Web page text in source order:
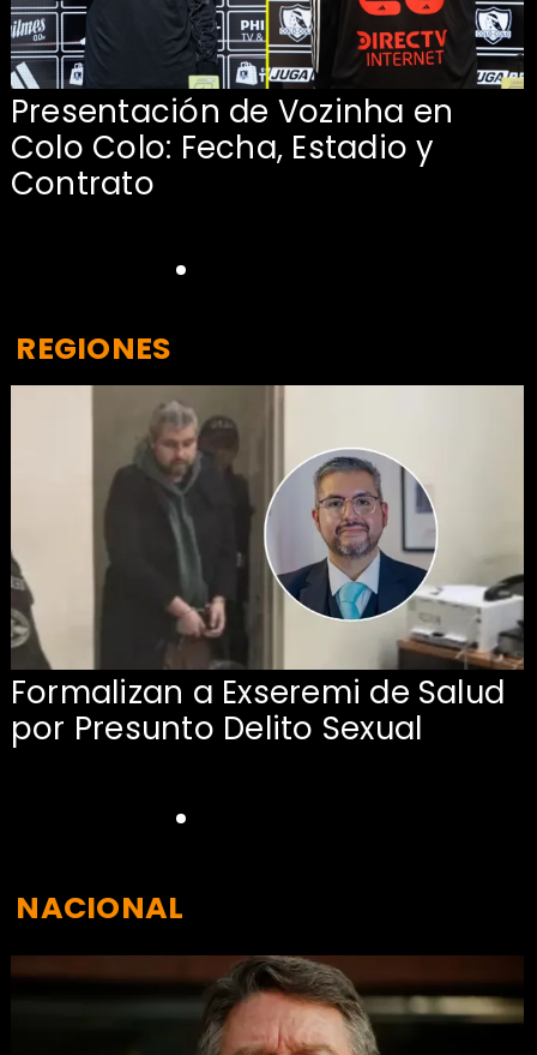
Presentación de Vozinha en
Colo Colo: Fecha, Estadio y
Contrato
Formalizan a Exseremi de Salud
por Presunto Delito Sexual
REGIONES
NACIONAL